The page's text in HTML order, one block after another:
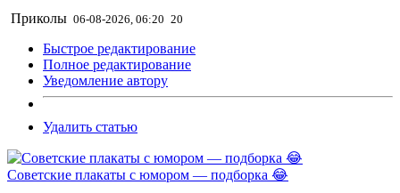
Приколы 06-08-2026, 06:20 20
Быстрое редактирование
Полное редактирование
Уведомление автору
Удалить статью
Советские плакаты с юмором — подборка 😂